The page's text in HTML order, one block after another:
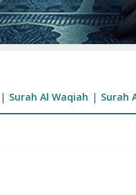
| Surah Al Waqiah | Surah